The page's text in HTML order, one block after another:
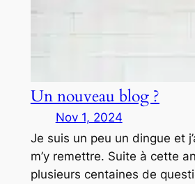
Un nouveau blog ?
Nov 1, 2024
Je suis un peu un dingue et
m’y remettre. Suite à cette
plusieurs centaines de